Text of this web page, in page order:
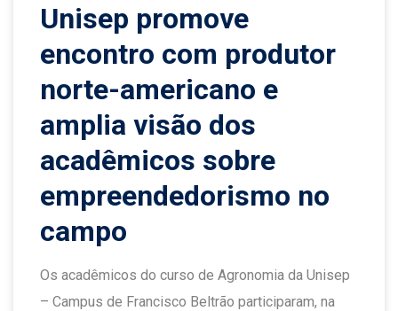
Unisep promove
encontro com produtor
norte-americano e
amplia visão dos
acadêmicos sobre
empreendedorismo no
campo
Os acadêmicos do curso de Agronomia da Unisep
– Campus de Francisco Beltrão participaram, na